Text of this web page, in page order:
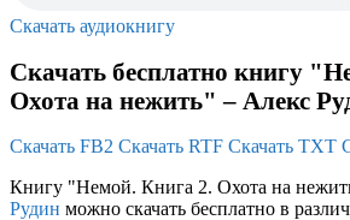
Скачать аудиокнигу
Скачать бесплатно книгу
Охота на нежить" – Алекс
Скачать FB2 Скачать RTF Скачать TXT
Книгу "Немой. Книга 2. Охота на
Рудин можно скачать бесплатно в